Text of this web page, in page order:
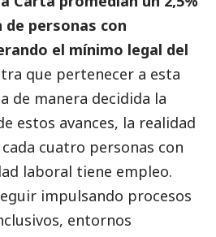
personas con
el mínimo legal del
que pertenecer a esta
de manera decidida la
estos avances, la realidad
cuatro personas con
laboral tiene empleo.
impulsando procesos
entornos